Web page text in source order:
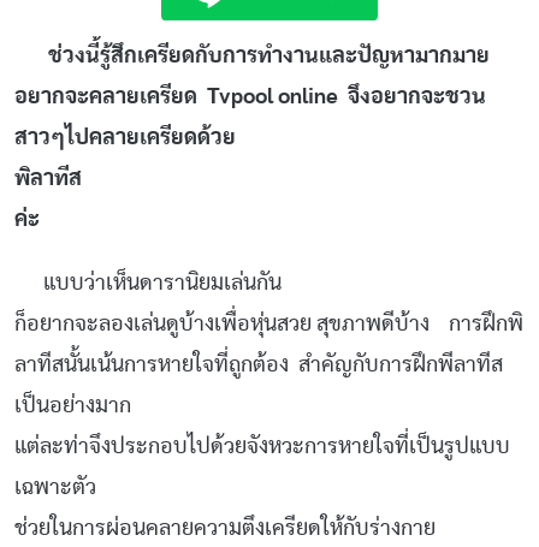
ช่วงนี้รู้สึกเครียดกับการทำงานและปัญหามากมาย
อยากจะคลายเครียด Tvpool online จึงอยากจะชวน
สาวๆไปคลายเครียดด้วย
พิลาทีส
ค่ะ
แบบว่าเห็นดารานิยมเล่นกัน
ก็อยากจะลองเล่นดูบ้างเพื่อหุ่นสวย สุขภาพดีบ้าง
การฝึกพิ
ลาทีสนั้นเน้นการหายใจที่ถูกต้อง สำคัญกับการฝึกพีลาทีส
เป็นอย่างมาก
แต่ละท่าจึงประกอบไปด้วยจังหวะการหายใจที่เป็นรูปแบบ
เฉพาะตัว
ช่วยในการผ่อนคลายความตึงเครียดให้กับร่างกาย